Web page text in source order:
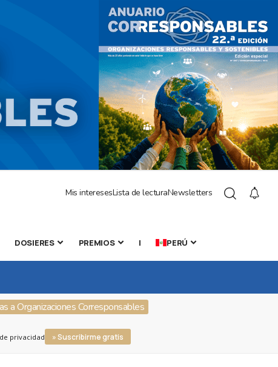
Mis interesesLista de lecturaNewsletters
DOSIERES PREMIOS | PERÚ
a Organizaciones Corresponsables
privacidad » Suscribirme gratis